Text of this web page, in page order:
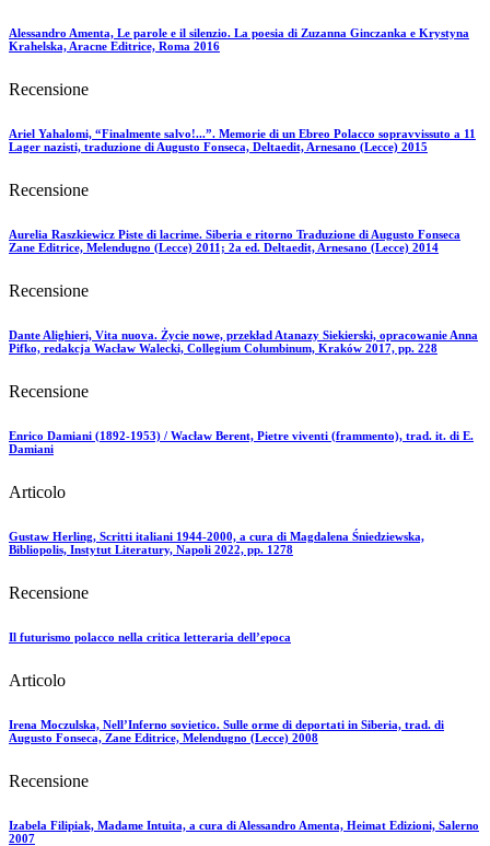
Alessandro Amenta, Le parole e il silenzio. La poesia di Zuzanna Ginczanka e Krystyna
Krahelska, Aracne Editrice, Roma 2016
Recensione
Ariel Yahalomi, “Finalmente salvo!...”. Memorie di un Ebreo Polacco sopravvissuto a 11
Lager nazisti, traduzione di Augusto Fonseca, Deltaedit, Arnesano (Lecce) 2015
Recensione
Aurelia Raszkiewicz Piste di lacrime. Siberia e ritorno Traduzione di Augusto Fonseca
Zane Editrice, Melendugno (Lecce) 2011; 2a ed. Deltaedit, Arnesano (Lecce) 2014
Recensione
Dante Alighieri, Vita nuova. Życie nowe, przekład Atanazy Siekierski, opracowanie Anna
Pifko, redakcja Wacław Walecki, Collegium Columbinum, Kraków 2017, pp. 228
Recensione
Enrico Damiani (1892-1953) / Wacław Berent, Pietre viventi (frammento), trad. it. di E.
Damiani
Articolo
Gustaw Herling, Scritti italiani 1944-2000, a cura di Magdalena Śniedziewska,
Bibliopolis, Instytut Literatury, Napoli 2022, pp. 1278
Recensione
Il futurismo polacco nella critica letteraria dell’epoca
Articolo
Irena Moczulska, Nell’Inferno sovietico. Sulle orme di deportati in Siberia, trad. di
Augusto Fonseca, Zane Editrice, Melendugno (Lecce) 2008
Recensione
Izabela Filipiak, Madame Intuita, a cura di Alessandro Amenta, Heimat Edizioni, Salerno
2007